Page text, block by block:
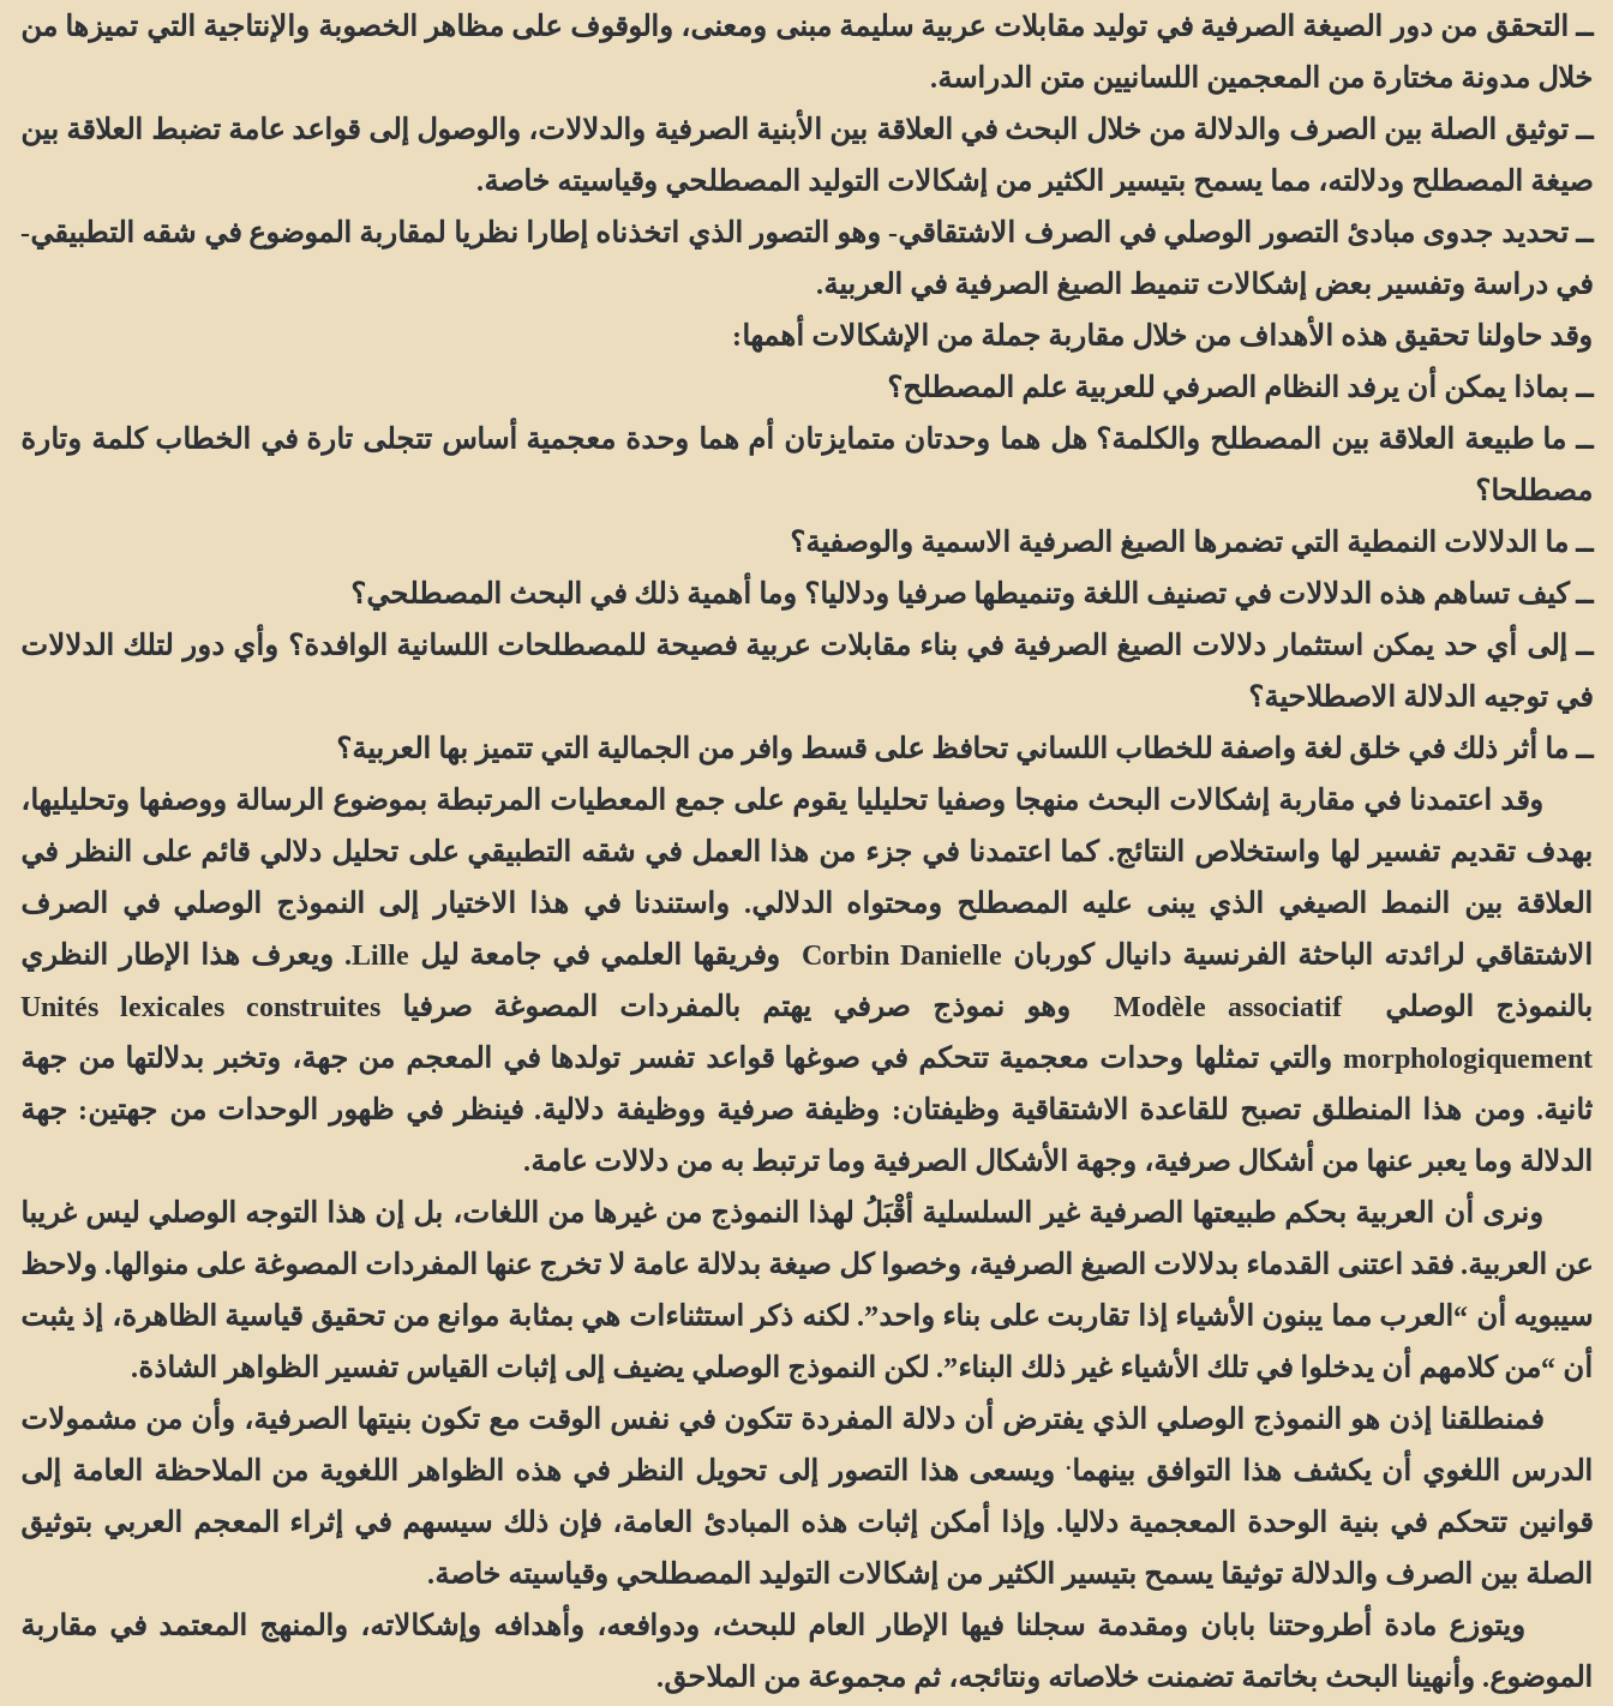
ــ التحقق من دور الصيغة الصرفية في توليد مقابلات عربية سليمة مبنى ومعنى، والوقوف على مظاهر الخصوبة والإنتاجية التي تميزها من
خلال مدونة مختارة من المعجمين اللسانيين متن الدراسة.
ــ توثيق الصلة بين الصرف والدلالة من خلال البحث في العلاقة بين الأبنية الصرفية والدلالات، والوصول إلى قواعد عامة تضبط العلاقة بين
صيغة المصطلح ودلالته، مما يسمح بتيسير الكثير من إشكالات التوليد المصطلحي وقياسيته خاصة.
ــ تحديد جدوى مبادئ التصور الوصلي في الصرف الاشتقاقي- وهو التصور الذي اتخذناه إطارا نظريا لمقاربة الموضوع في شقه التطبيقي-
في دراسة وتفسير بعض إشكالات تنميط الصيغ الصرفية في العربية.
وقد حاولنا تحقيق هذه الأهداف من خلال مقاربة جملة من الإشكالات أهمها:
ــ بماذا يمكن أن يرفد النظام الصرفي للعربية علم المصطلح؟
ــ ما طبيعة العلاقة بين المصطلح والكلمة؟ هل هما وحدتان متمايزتان أم هما وحدة معجمية أساس تتجلى تارة في الخطاب كلمة وتارة
مصطلحا؟
ــ ما الدلالات النمطية التي تضمرها الصيغ الصرفية الاسمية والوصفية؟
ــ كيف تساهم هذه الدلالات في تصنيف اللغة وتنميطها صرفيا ودلاليا؟ وما أهمية ذلك في البحث المصطلحي؟
ــ إلى أي حد يمكن استثمار دلالات الصيغ الصرفية في بناء مقابلات عربية فصيحة للمصطلحات اللسانية الوافدة؟ وأي دور لتلك الدلالات
في توجيه الدلالة الاصطلاحية؟
ــ ما أثر ذلك في خلق لغة واصفة للخطاب اللساني تحافظ على قسط وافر من الجمالية التي تتميز بها العربية؟
وقد اعتمدنا في مقاربة إشكالات البحث منهجا وصفيا تحليليا يقوم على جمع المعطيات المرتبطة بموضوع الرسالة ووصفها وتحليليها،
بهدف تقديم تفسير لها واستخلاص النتائج. كما اعتمدنا في جزء من هذا العمل في شقه التطبيقي على تحليل دلالي قائم على النظر في
العلاقة بين النمط الصيغي الذي يبنى عليه المصطلح ومحتواه الدلالي. واستندنا في هذا الاختيار إلى
النموذج الوصلي في الصرف
الاشتقاقي لرائدته الباحثة الفرنسية دانيال كوربان Corbin Danielle وفريقها العلمي في جامعة ليل Lille. ويعرف هذا الإطار النظري
بالنموذج الوصلي
Modèle associatif
وهو نموذج صرفي يهتم بالمفردات المصوغة صرفيا Unités lexicales construites
morphologiquement والتي تمثلها وحدات معجمية تتحكم في صوغها قواعد تفسر تولدها في المعجم من جهة، وتخبر بدلالتها من جهة
ثانية. ومن هذا المنطلق تصبح للقاعدة الاشتقاقية وظيفتان: وظيفة صرفية ووظيفة دلالية. فينظر في ظهور الوحدات من جهتين: جهة
الدلالة وما يعبر عنها من أشكال صرفية، وجهة الأشكال الصرفية وما ترتبط به من دلالات عامة.
ونرى أن العربية بحكم طبيعتها الصرفية غير السلسلية أقْبَلُ لهذا النموذج من غيرها من اللغات، بل إن هذا التوجه الوصلي ليس غريبا
عن العربية. فقد اعتنى القدماء بدلالات الصيغ الصرفية، وخصوا كل صيغة بدلالة عامة لا تخرج عنها المفردات المصوغة على منوالها. ولاحظ
سيبويه أن “العرب مما يبنون الأشياء إذا تقاربت على بناء واحد”. لكنه ذكر استثناءات هي بمثابة موانع من تحقيق قياسية الظاهرة، إذ يثبت
أن “من كلامهم أن يدخلوا في تلك الأشياء غير ذلك البناء”. لكن النموذج الوصلي يضيف إلى إثبات القياس تفسير الظواهر الشاذة.
فمنطلقنا إذن هو النموذج الوصلي الذي يفترض أن دلالة المفردة تتكون في نفس الوقت مع تكون بنيتها الصرفية، وأن من مشمولات
الدرس اللغوي أن يكشف هذا التوافق بينهما.ويسعى هذا التصور إلى تحويل النظر في هذه الظواهر اللغوية من الملاحظة العامة إلى
قوانين تتحكم في بنية الوحدة المعجمية دلاليا. وإذا أمكن إثبات هذه المبادئ العامة، فإن ذلك سيسهم في إثراء المعجم العربي بتوثيق
الصلة بين الصرف والدلالة توثيقا يسمح بتيسير الكثير من إشكالات التوليد المصطلحي وقياسيته خاصة.
ويتوزع مادة أطروحتنا بابان ومقدمة سجلنا فيها الإطار العام للبحث، ودوافعه، وأهدافه وإشكالاته، والمنهج المعتمد في مقاربة
الموضوع. وأنهينا البحث بخاتمة تضمنت خلاصاته ونتائجه، ثم مجموعة من الملاحق.